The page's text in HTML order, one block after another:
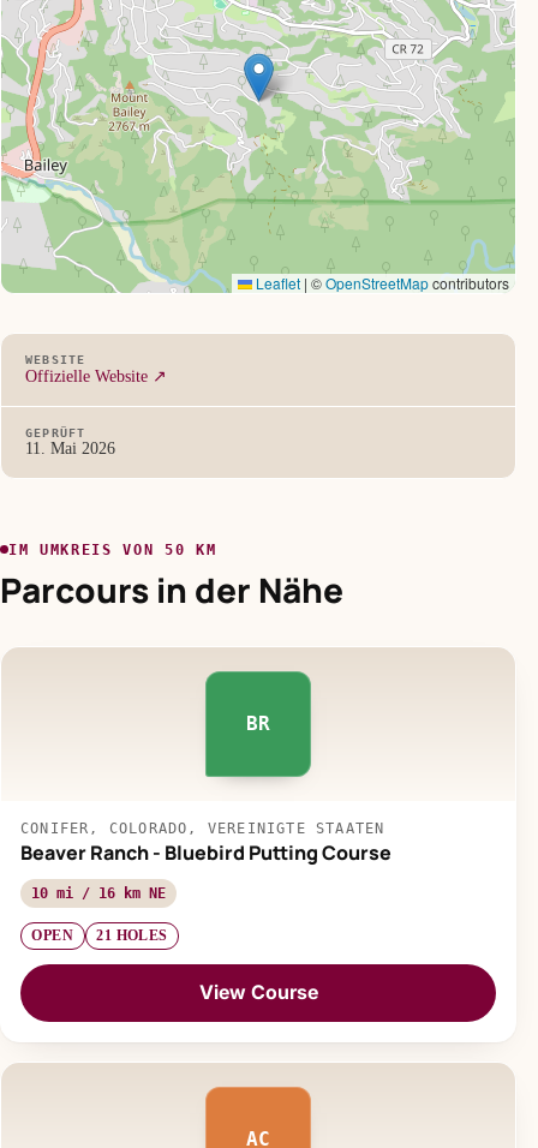
Leaflet | ©OpenStreetMapcontributors
WEBSITE
Offizielle Website ↗
GEPRÜFT
11. Mai 2026
IM UMKREIS VON 50 KM
Parcours in der Nähe
BR
CONIFER, COLORADO, VEREINIGTE STAATEN
Beaver Ranch - Bluebird Putting Course
10 mi / 16 km NE
OPEN 21 HOLES
View Course
AC